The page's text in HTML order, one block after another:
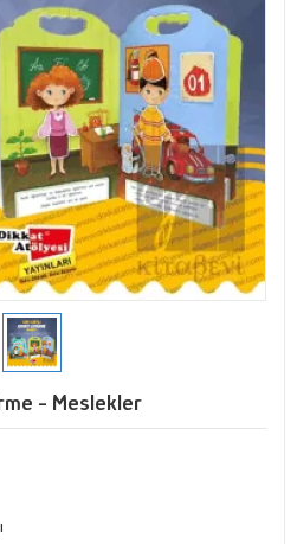
- Meslekler